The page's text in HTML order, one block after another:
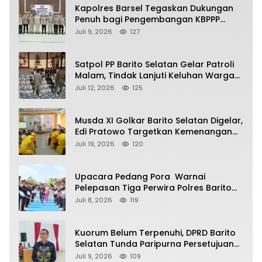
Kapolres Barsel Tegaskan Dukungan
Penuh bagi Pengembangan KBPPP
Kalimantan Tengah
Juli 9, 2026 127
Satpol PP Barito Selatan Gelar Patroli
Malam, Tindak Lanjuti Keluhan Warga
soal Balap Liar dan Remaja Nongkrong
Juli 12, 2026 125
Musda XI Golkar Barito Selatan Digelar,
Edi Pratowo Targetkan Kemenangan
Partai pada Pemilu Mendatang
Juli 19, 2026 120
Upacara Pedang Pora Warnai
Pelepasan Tiga Perwira Polres Barito
Selatan Masuki Masa Pensiun
Juli 8, 2026 119
Kuorum Belum Terpenuhi, DPRD Barito
Selatan Tunda Paripurna Persetujuan
Raperda Pertanggungjawaban APBD
Juli 9, 2026 109